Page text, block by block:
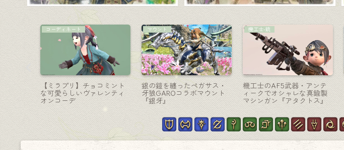
機工士-銃
光り方が美しいAF2機工士
銃アニマウェポン『フェル
ディナント・アウォーク』
賢者-賢具
極エターナルクイーンの賢
者武器・白いファンネル
『エターナルクイーンズ・
ウィング』
竜騎士-槍
竜騎士のゾディアックウェ
ポン（ZW）第一段階・伝説
のレリック槍『ゲイボル